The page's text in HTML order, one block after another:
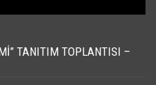
TANITIM TOPLANTISI –